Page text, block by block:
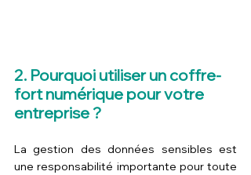
2. Pourquoi utiliser un coffre-
fort numérique pour votre
entreprise ?
La gestion des données sensibles est
une responsabilité importante pour toute